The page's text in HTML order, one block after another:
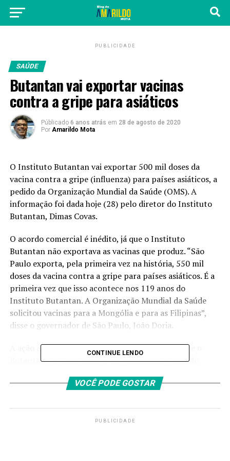
PUBLICIDADE
SAÚDE
Butantan vai exportar vacinas
contra a gripe para asiáticos
Públicado 6 anos atrás em 28 de agosto de 2020
Por Amarildo Mota
O Instituto Butantan vai exportar 500 mil doses da
vacina contra a gripe (influenza) para países asiáticos, a
pedido da Organização Mundial da Saúde (OMS). A
informação foi dada hoje (28) pelo diretor do Instituto
Butantan, Dimas Covas.
O acordo comercial é inédito, já que o Instituto
Butantan não exportava as vacinas que produz. “São
Paulo exporta, pela primeira vez na história, 550 mil
doses da vacina contra a gripe para países asiáticos. É a
primeira vez que isso acontece nos 119 anos do
Instituto Butantan. A Organização Mundial da Saúde
solicitou vacinas para a Mongólia e para as Filipinas”,
disse o governador de São Paulo, João Doria.
A ação ainda está em fase final de tratativas entre o
Butantan e a OMS. Mas, se for viabilizado, o acordo
250 mil doses para as Filipinas.
O Instituto Butantan tem a maior fábrica de vacinas
contra a gripe do Hemisfério Sul e, neste ano, bateu
CONTINUE LENDO
VOCÊ PODE GOSTAR
PUBLICIDADE